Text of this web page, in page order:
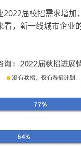
2022届校招需求增
看，新一线城市企业